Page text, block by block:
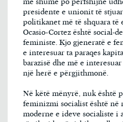
presidente e unionit të
politikanet më të shquara të
Ocasio-Cortez është social-
feministe. Kjo gjeneratë e
e interesuar ta paraqes
barazisë dhe më e
një herë e përgjithmonë.
Në këtë mënyrë, nuk është
feminizmi socialist është në
moderne e ideve socialiste